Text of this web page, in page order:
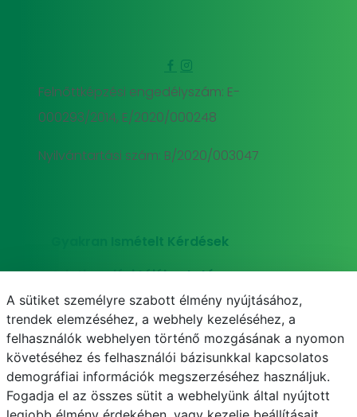
Felnőttképzési engedélyszám: E-
000293/2014, E/2020/000248
Nyilvántartási szám: B/2020/003047
Gyakran Ismételt Kérdések
Adatkezelési tájékoztató
Süti (cookie) tájékoztató
E-mail Telefonkönyv NEPTUN E-learning
A sütiket személyre szabott élmény nyújtásához,
trendek elemzéséhez, a webhely kezeléséhez, a
felhasználók webhelyen történő mozgásának a nyomon
követéséhez és felhasználói bázisunkkal kapcsolatos
demográfiai információk megszerzéséhez használjuk.
Fogadja el az összes sütit a webhelyünk által nyújtott